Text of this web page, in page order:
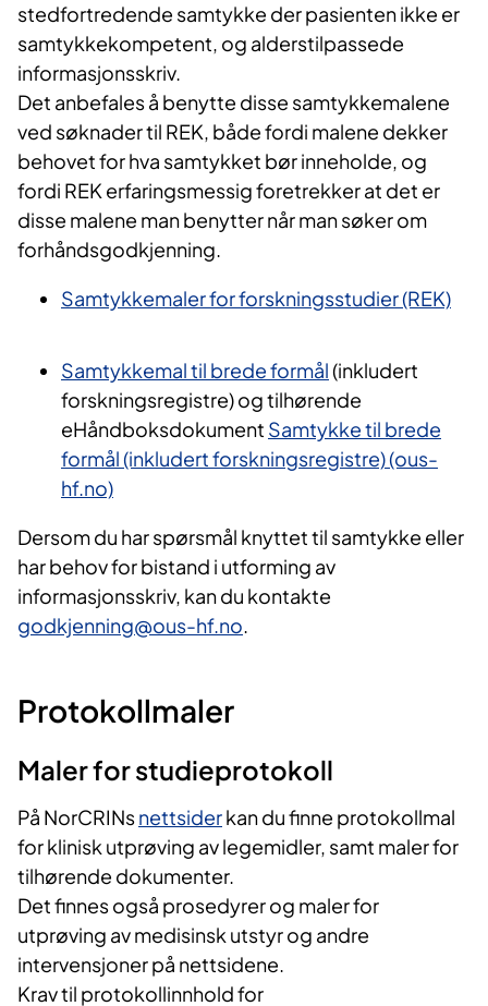
stedfortredende samtykke der pasienten ikke er
samtykkekompetent, og alderstilpassede
informasjonsskriv.
Det anbefales å benytte disse samtykkemalene
ved søknader til REK, både fordi malene dekker
behovet for hva samtykket bør inneholde, og
fordi REK erfaringsmessig foretrekker at det er
disse malene man benytter når man søker om
forhåndsgodkjenning.
Samtykkemaler for forskningsstudier (REK)
Samtykkemal til brede formål(inkludert
forskningsregistre) og tilhørende
eHåndboksdokument Samtykke til brede
formål (inkludert forskningsregistre) (ous-
hf.no)
Dersom du har spørsmål knyttet til samtykke eller
har behov for bistand i utforming av
informasjonsskriv, kan du kontakte
godkjenning@ous-hf.no.
Protokollmaler
Maler for studieprotokoll
På NorCRINsnettsiderkan du finne protokollmal
for klinisk utprøving av legemidler, samt maler for
tilhørende dokumenter.
Det finnes også prosedyrer og maler for
utprøving av medisinsk utstyr og andre
intervensjoner på nettsidene.
Krav til protokollinnhold for